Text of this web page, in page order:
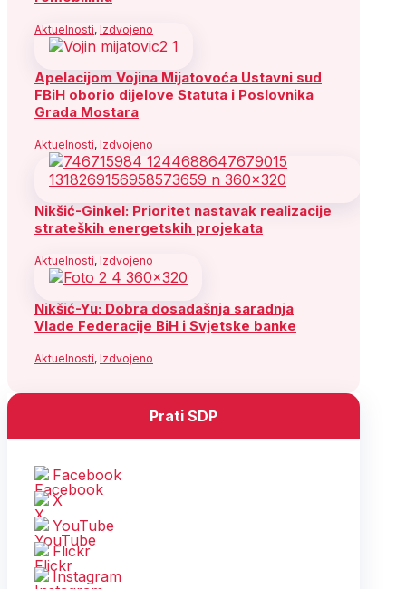
Aktuelnosti, Izdvojeno
Apelacijom Vojina Mijatovoća Ustavni sud
FBiH oborio dijelove Statuta i Poslovnika
Grada Mostara
Aktuelnosti, Izdvojeno
Nikšić-Ginkel: Prioritet nastavak realizacije
strateških energetskih projekata
Aktuelnosti, Izdvojeno
Nikšić-Yu: Dobra dosadašnja saradnja
Vlade Federacije BiH i Svjetske banke
Aktuelnosti, Izdvojeno
Prati SDP
Facebook
X
YouTube
Flickr
Instagram